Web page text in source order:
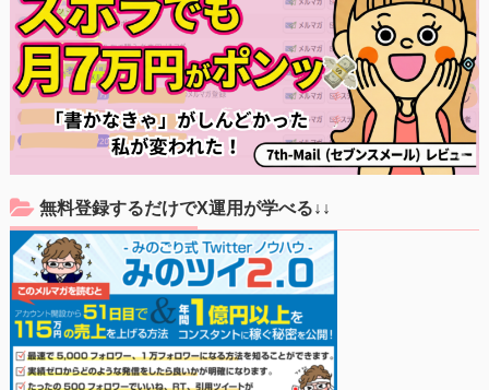
無料登録するだけでX運用が学べる↓↓